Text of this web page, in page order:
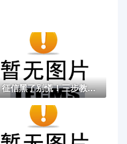
征信黑了别慌！三步教你快速赚钱翻身